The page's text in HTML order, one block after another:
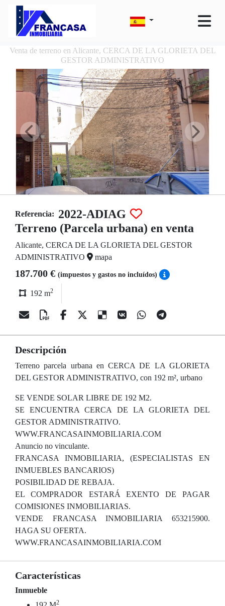
Venta de terreno en Alicante, CERCA DE LA GLORIETA DEL
GESTOR ADMINISTRATIVO
Referencia: 2022-ADIAG
Terreno (Parcela urbana) en venta
Alicante, CERCA DE LA GLORIETA DEL GESTOR
ADMINISTRATIVO
mapa
187.700 € (impuestos y gastos no incluídos)
192 m2
Descripción
Terreno parcela urbana en CERCA DE LA GLORIETA
DEL GESTOR ADMINISTRATIVO, con 192 m², urbano
SE VENDE SOLAR LIBRE DE 192 M2.
SE ENCUENTRA CERCA DE LA GLORIETA DEL
GESTOR ADMINISTRATIVO.
WWW.FRANCASAINMOBILIARIA.COM
Anuncio no vinculante.
FRANCASA INMOBILIARIA, (ESPECIALISTAS EN
INMUEBLES BANCARIOS)
POSIBILIDAD DE REBAJA.
EL COMPRADOR ESTARÁ EXENTO DE PAGAR
COMISIONES INMOBILIARIAS.
VENDE FRANCASA INMOBILIARIA 653215900.
HAGA SU OFERTA.
WWW.FRANCASAINMOBILIARIA.COM
Características
Inmueble
2